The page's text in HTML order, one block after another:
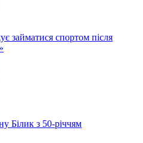
займатися спортом після
Білик з 50-річчям